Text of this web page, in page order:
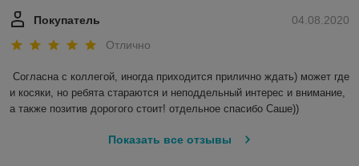
04.08.2020
Покупатель
Отлично
Согласна с коллегой, иногда приходится прилично ждать) может где
и косяки, но ребята стараются и неподдельный интерес и внимание,
а также позитив дорогого стоит! отдельное спасибо Саше))
Показать все отзывы